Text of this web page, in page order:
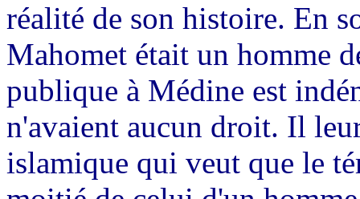
réalité de son histoire. En
Mahomet était un homme
publique à Médine est
n'avaient aucun droit. Il
islamique qui veut que le